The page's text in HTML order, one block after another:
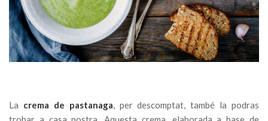
La crema de pastanaga, per descomptat, també la podras